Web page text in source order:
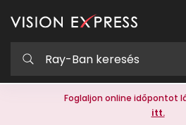
Foglaljon online időpontot
itt.